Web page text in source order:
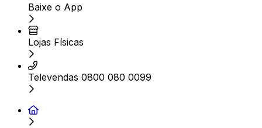
Baixe o App
Lojas Físicas
Televendas 0800 080 0099